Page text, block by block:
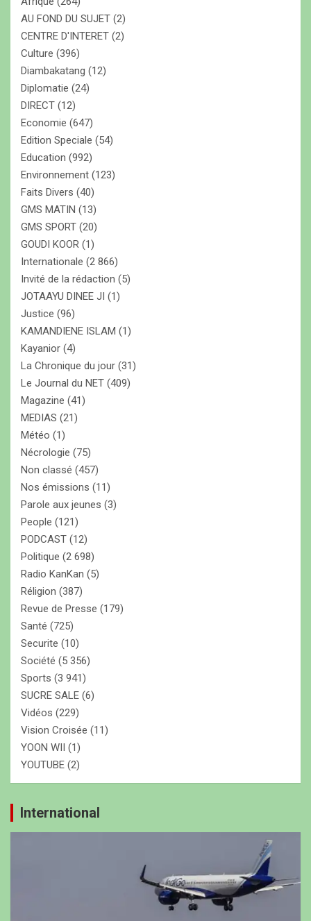
AU FOND DU SUJET (2)
CENTRE D'INTERET (2)
Culture (396)
Diambakatang (12)
Diplomatie (24)
DIRECT (12)
Economie (647)
Edition Speciale (54)
Education (992)
Environnement (123)
Faits Divers (40)
GMS MATIN (13)
GMS SPORT (20)
GOUDI KOOR (1)
Internationale (2 866)
Invité de la rédaction (5)
JOTAAYU DINEE JI (1)
Justice (96)
KAMANDIENE ISLAM (1)
Kayanior (4)
La Chronique du jour (31)
Le Journal du NET (409)
Magazine (41)
MEDIAS (21)
Météo (1)
Nécrologie (75)
Non classé (457)
Nos émissions (11)
Parole aux jeunes (3)
People (121)
PODCAST (12)
Politique (2 698)
Radio KanKan (5)
Réligion (387)
Revue de Presse (179)
Santé (725)
Securite (10)
Société (5 356)
Sports (3 941)
SUCRE SALE (6)
Vidéos (229)
Vision Croisée (11)
YOON WII (1)
YOUTUBE (2)
International